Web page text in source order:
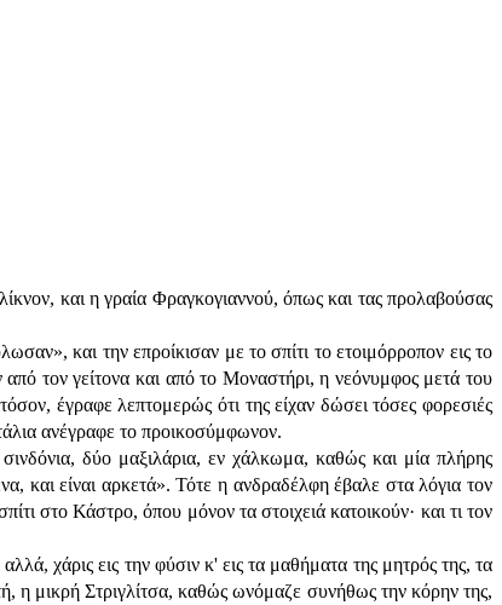
και η γραία Φραγκογιαννού, όπως και τας προλαβούσας
και την επροίκισαν με το σπίτι το ετοιμόρροπον εις το
από τον γείτονα και από το Μοναστήρι, η νεόνυμφος μετά του
έγραφε λεπτομερώς ότι της είχαν δώσει τόσες φορεσιές
ανέγραφε το προικοσύμφωνον.
δύο μαξιλάρια, εν χάλκωμα, καθώς και μία πλήρης
και είναι αρκετά». Τότε η ανδραδέλφη έβαλε στα λόγια τον
στο Κάστρο, όπου μόνον τα στοιχειά κατοικούν· και τι τον
χάρις εις την φύσιν κ' εις τα μαθήματα της μητρός της, τα
η μικρή Στριγλίτσα, καθώς ωνόμαζε συνήθως την κόρην της,